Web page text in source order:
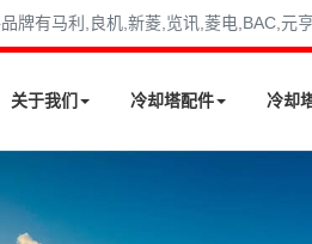
有马利,良机,新菱,览讯,菱电,BAC,元
关于我们 冷却塔配件 冷却